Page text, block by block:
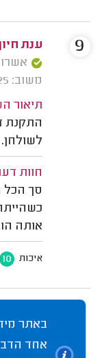
ענת
אשרור: 10/
משוב: 10/12/2025
תיאור
התקנת
לשולחן.
חוות
סך הכל
אותה
איכות 10
9
באתר
אחד